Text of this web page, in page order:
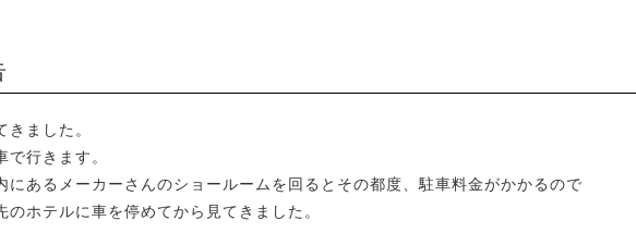
きました。
で行きます。
にあるメーカーさんのショールームを回るとその都度、駐車料金がかかるので
のホテルに車を停めてから見てきました。